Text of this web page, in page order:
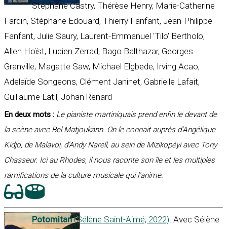
Stéphane Castry, Thérèse Henry, Marie-Catherine
Fardin, Stéphane Edouard, Thierry Fanfant, Jean-Philippe
Fanfant, Julie Saury, Laurent-Emmanuel 'Tilo' Bertholo,
Allen Hoïst, Lucien Zerrad, Bago Balthazar, Georges
Granville, Magatte Saw, Michael Elgbede, Irving Acao,
Adelaïde Songeons, Clément Janinet, Gabrielle Lafait,
Guillaume Latil, Johan Renard
En deux mots : Le pianiste martiniquais prend enfin le devant de
la scène avec Bel Matjoukann. On le connait auprès d’Angélique
Kidjo, de Malavoi, d’Andy Narell, au sein de Mizikopéyi avec Tony
Chasseur. Ici au Rhodes, il nous raconte son île et les multiples
ramifications de la culture musicale qui l’anime.
Potomitan(Sélène Saint-Aimé, 2022). Avec Sélène